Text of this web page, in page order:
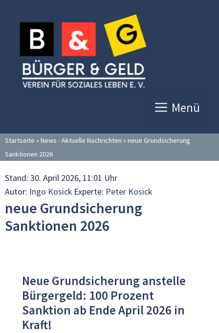
Inhalt
springen
Menü
Startseite » News - Aktuelle Nachrichten » neue Grundsicherung
Sanktionen 2026
Stand: 30. April 2026, 11:01 Uhr
Autor: Ingo Kosick Experte: Peter Kosick
neue Grundsicherung
Sanktionen 2026
Neue Grundsicherung anstelle
Bürgergeld: 100 Prozent
Sanktion ab Ende April 2026 in
Kraft!